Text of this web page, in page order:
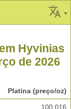
Hyvinias
de 2026
Platina (preço/oz)
100.016